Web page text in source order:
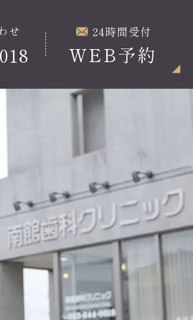
せ 24時間受付
WEB予約